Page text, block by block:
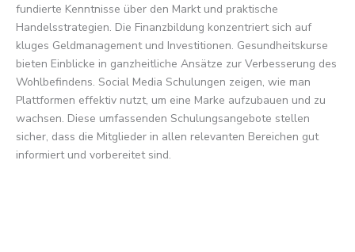
fundierte Kenntnisse über den Markt und praktische
Handelsstrategien. Die Finanzbildung konzentriert sich auf
kluges Geldmanagement und Investitionen. Gesundheitskurse
bieten Einblicke in ganzheitliche Ansätze zur Verbesserung des
Wohlbefindens. Social Media Schulungen zeigen, wie man
Plattformen effektiv nutzt, um eine Marke aufzubauen und zu
wachsen. Diese umfassenden Schulungsangebote stellen
sicher, dass die Mitglieder in allen relevanten Bereichen gut
informiert und vorbereitet sind.